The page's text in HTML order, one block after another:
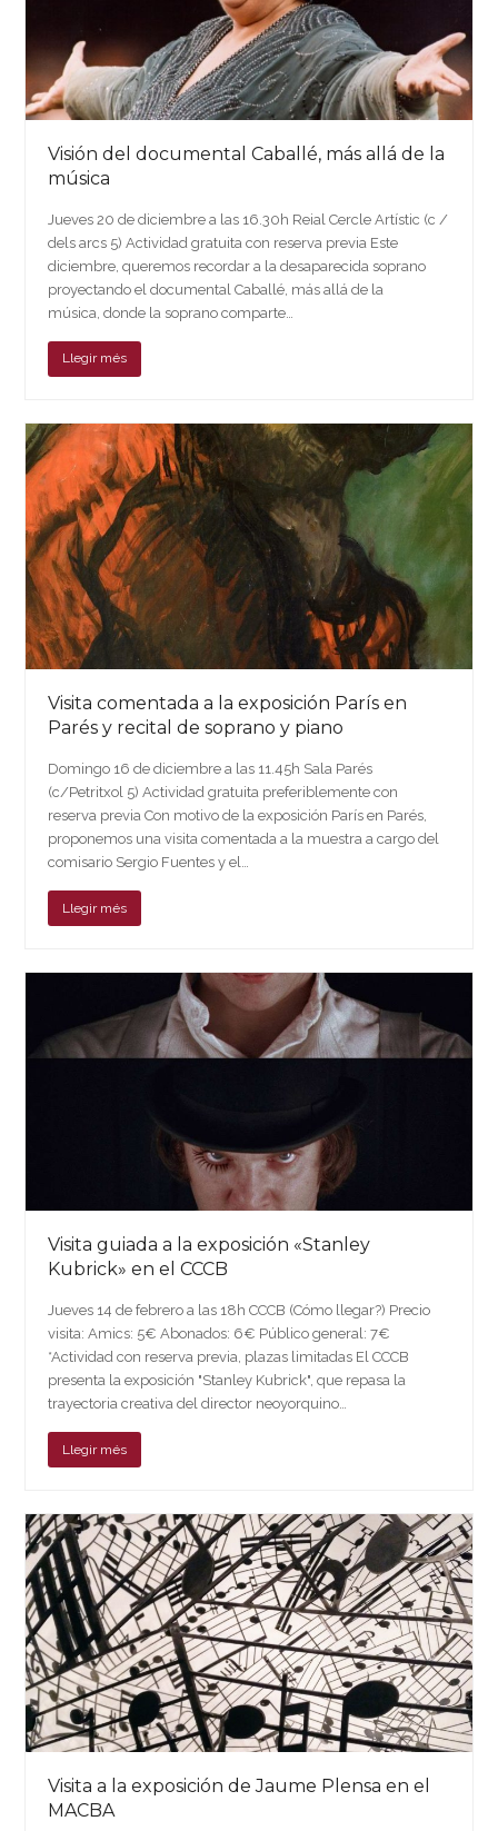
Visión del documental Caballé, más allá de la
música
Jueves 20 de diciembre a las 16.30h Reial Cercle Artístic (c /
dels arcs 5) Actividad gratuita con reserva previa Este
diciembre, queremos recordar a la desaparecida soprano
proyectando el documental Caballé, más allá de la
música, donde la soprano comparte…
Llegir més
Visita comentada a la exposición París en
Parés y recital de soprano y piano
Domingo 16 de diciembre a las 11.45h Sala Parés
(c/Petritxol 5) Actividad gratuita preferiblemente con
reserva previa Con motivo de la exposición París en Parés,
proponemos una visita comentada a la muestra a cargo del
comisario Sergio Fuentes y el…
Llegir més
Visita guiada a la exposición «Stanley
Kubrick» en el CCCB
Jueves 14 de febrero a las 18h CCCB (Cómo llegar?) Precio
visita: Amics: 5€ Abonados: 6€ Público general: 7€
*Actividad con reserva previa, plazas limitadas El CCCB
presenta la exposición "Stanley Kubrick", que repasa la
trayectoria creativa del director neoyorquino…
Llegir més
Visita a la exposición de Jaume Plensa en el
MACBA